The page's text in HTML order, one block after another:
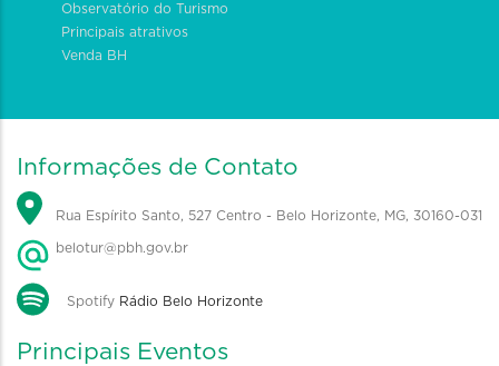
Observatório do Turismo
Principais atrativos
Venda BH
Informações de Contato
Rua Espírito Santo, 527 Centro - Belo Horizonte, MG, 30160-031
belotur@pbh.gov.br
Spotify Rádio Belo Horizonte
Principais Eventos